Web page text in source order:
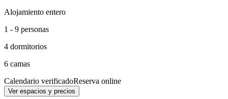
Alojamiento entero
1 - 9 personas
4 dormitorios
6 camas
Calendario verificadoReserva online
Ver espacios y precios